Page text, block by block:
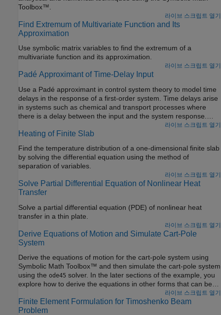
Toolbox™.
라이브 스크립트 열기
Find Extremum of Multivariate Function and Its
Approximation
Use symbolic matrix variables to find the extremum of a
multivariate function and its approximation.
라이브 스크립트 열기
Padé Approximant of Time-Delay Input
Use a Padé approximant in control system theory to model time
delays in the response of a first-order system. Time delays arise
in systems such as chemical and transport processes where
there is a delay between the input and the system response.
When these inputs are modeled, they are called dead-time
inputs.
라이브 스크립트 열기
Heating of Finite Slab
Find the temperature distribution of a one-dimensional finite slab
by solving the differential equation using the method of
separation of variables.
라이브 스크립트 열기
Solve Partial Differential Equation of Nonlinear Heat
Transfer
Solve a partial differential equation (PDE) of nonlinear heat
transfer in a thin plate.
라이브 스크립트 열기
Derive Equations of Motion and Simulate Cart-Pole
System
Derive the equations of motion for the cart-pole system using
Symbolic Math Toolbox™ and then simulate the cart-pole system
using the ode45 solver. In the later sections of the example, you
explore how to derive the equations in other forms that can be
used to numerically simulate the system (and validate the
results) using different tools, such as Simulink®, Simscape™
Multibody™, and Robotics System Toolbox™.
라이브 스크립트 열기
Finite Element Formulation for Timoshenko Beam
Problem